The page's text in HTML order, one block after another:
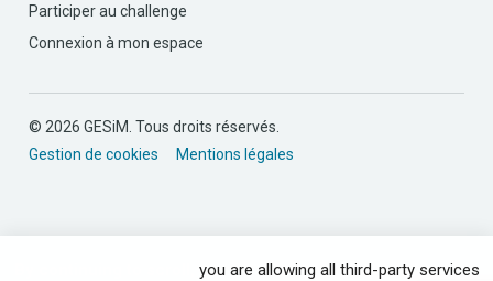
Participer au challenge
Connexion à mon espace
© 2026 GESiM. Tous droits réservés.
Gestion de cookies
Mentions légales
you are allowing all third-party services